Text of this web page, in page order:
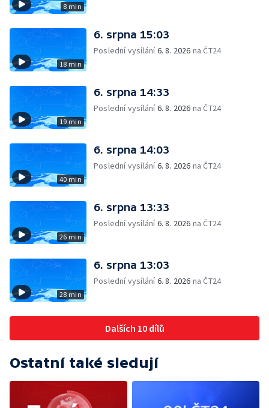
8 min
18 min
6. srpna 15:03
Poslední vysílání6. 8. 2026 na ČT24
19 min
6. srpna 14:33
Poslední vysílání6. 8. 2026 na ČT24
40 min
6. srpna 14:03
Poslední vysílání6. 8. 2026 na ČT24
26 min
6. srpna 13:33
Poslední vysílání6. 8. 2026 na ČT24
28 min
6. srpna 13:03
Poslední vysílání6. 8. 2026 na ČT24
Dalších 10 dílů
Ostatní také sledují